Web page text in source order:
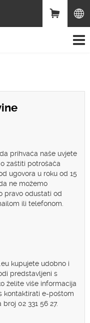
prihvaća naše uvjete
zaštiti potrošača
ugovora u roku od 15
ne možemo
pravo odustati od
ili telefonom.
kupujete udobno i
predstavljeni s
želite više informacija
kontaktirati e-poštom
02 331 56 27.